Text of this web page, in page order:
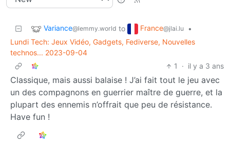
Variance@lemmy.world to France@jlai.lu
•
Lundi Tech: Jeux Vidéo, Gadgets, Fediverse, Nouvelles
technos... 2023-09-04
1
· il y a 3 ans
Classique, mais aussi balaise ! J’ai fait tout le jeu avec
un des compagnons en guerrier maître de guerre, et la
plupart des ennemis n’offrait que peu de résistance.
Have fun !